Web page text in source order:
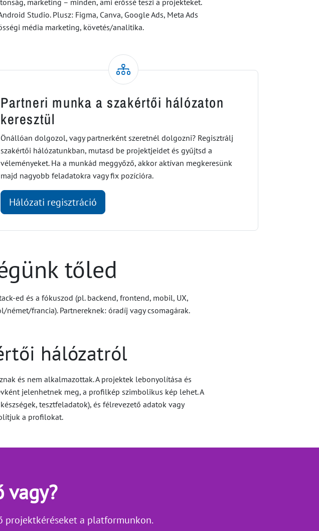
marketing – minden, ami erőssé teszi a projekteket.
Studio. Plusz: Figma, Canva, Google Ads, Meta Ads
média marketing, követés/analitika.
Partneri munka a szakértői hálózaton
keresztül
Önállóan dolgozol, vagy partnerként szeretnél dolgozni? Regisztrálj
szakértői hálózatunkban, mutasd be projektjeidet és gyűjtsd a
véleményeket. Ha a munkád meggyőző, akkor aktívan megkeresünk
majd nagyobb feladatokra vagy fix pozícióra.
Hálózati regisztráció
tőled
ed és a fókuszod (pl. backend, frontend, mobil, UX,
francia). Partnereknek: óradíj vagy csomagárak.
hálózatról
és nem alkalmazottak. A projektek lebonyolítása és
jelenhetnek meg, a profilkép szimbolikus kép lehet. A
tesztfeladatok), és félrevezető adatok vagy
a profilokat.
vagy?
projektkéréseket a platformunkon.